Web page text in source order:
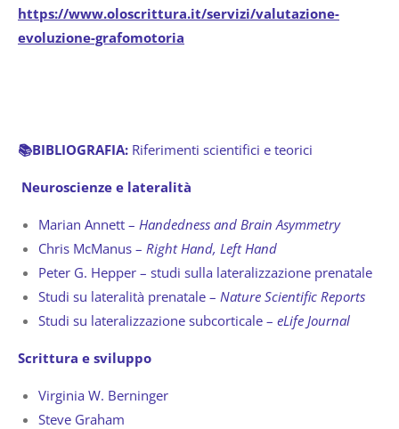
https://www.oloscrittura.it/servizi/valutazione-
evoluzione-grafomotoria
📚BIBLIOGRAFIA: Riferimenti scientifici e teorici
Neuroscienze e lateralità
Marian Annett – Handedness and Brain Asymmetry
Chris McManus – Right Hand, Left Hand
Peter G. Hepper – studi sulla lateralizzazione prenatale
Studi su lateralità prenatale – Nature Scientific Reports
Studi su lateralizzazione subcorticale – eLife Journal
Scrittura e sviluppo
Virginia W. Berninger
Steve Graham